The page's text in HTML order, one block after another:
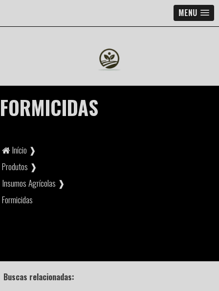
MENU
FORMICIDAS
Início ❱
Produtos ❱
Insumos Agrícolas ❱
Formicidas
Buscas relacionadas: